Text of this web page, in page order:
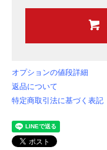
オプションの値段詳細
返品について
特定商取引法に基づく表記